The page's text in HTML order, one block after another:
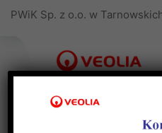
PWiK Sp. z o.o. w